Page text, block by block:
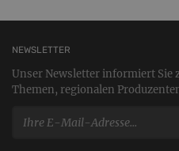
NEWSLETTER
Unser Newsletter informiert Sie
Themen, regionalen